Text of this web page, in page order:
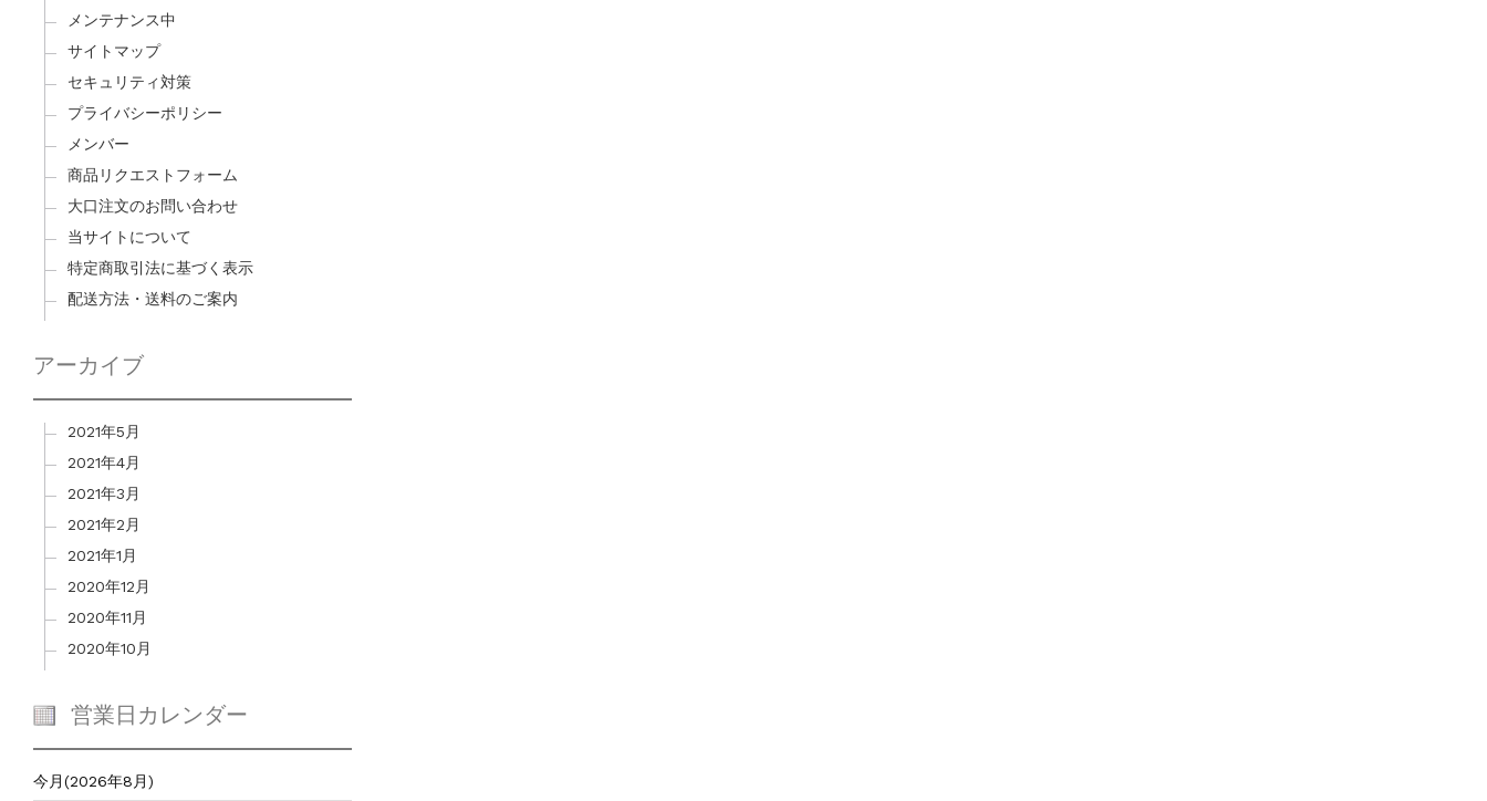
メンテナンス中
サイトマップ
セキュリティ対策
プライバシーポリシー
メンバー
商品リクエストフォーム
大口注文のお問い合わせ
当サイトについて
特定商取引法に基づく表示
配送方法・送料のご案内
アーカイブ
2021年5月
2021年4月
2021年3月
2021年2月
2021年1月
2020年12月
2020年11月
2020年10月
営業日カレンダー
今月(2026年8月)